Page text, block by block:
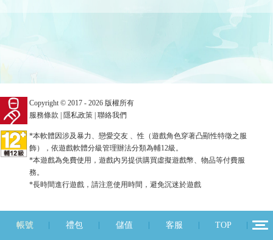
Copyright © 2017 - 2026 版權所有
服務條款
隱私政策 聯絡我們
*本軟體因涉及暴力、戀愛交友 、性（遊戲角色穿著凸顯性特徵之服
飾），依遊戲軟體分級管理辦法分類為輔12級。
*本遊戲為免費使用，遊戲內另提供購買虛擬遊戲幣、物品等付費服
務。
*長時間進行遊戲，請注意使用時間，避免沉迷於遊戲
帳號 禮包 儲值 客服 TOP 12